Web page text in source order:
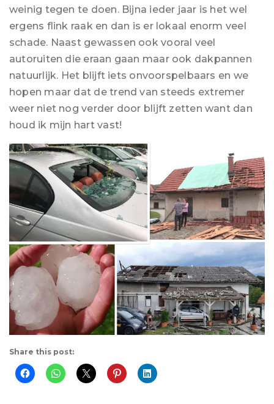
weinig tegen te doen. Bijna ieder jaar is het wel
ergens flink raak en dan is er lokaal enorm veel
schade. Naast gewassen ook vooral veel
autoruiten die eraan gaan maar ook dakpannen
natuurlijk. Het blijft iets onvoorspelbaars en we
hopen maar dat de trend van steeds extremer
weer niet nog verder door blijft zetten want dan
houd ik mijn hart vast!
Share this post: